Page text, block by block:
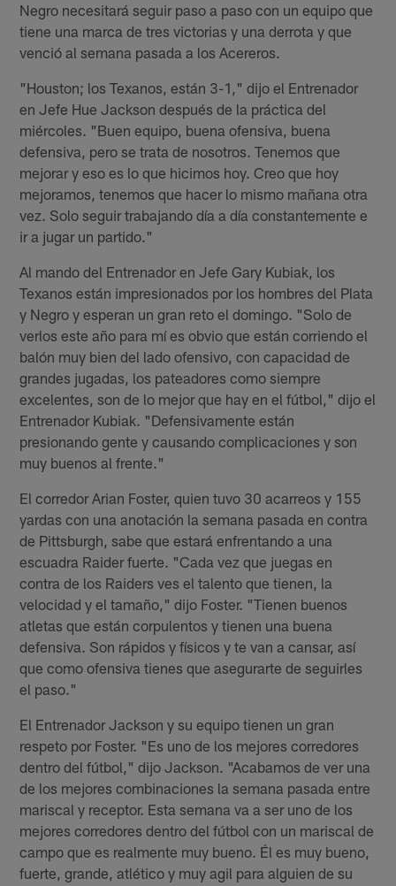
Negro necesitará seguir paso a paso con un equipo que
tiene una marca de tres victorias y una derrota y que
venció al semana pasada a los Acereros.
"Houston; los Texanos, están 3-1," dijo el Entrenador
en Jefe Hue Jackson después de la práctica del
miércoles. "Buen equipo, buena ofensiva, buena
defensiva, pero se trata de nosotros. Tenemos que
mejorar y eso es lo que hicimos hoy. Creo que hoy
mejoramos, tenemos que hacer lo mismo mañana otra
vez. Solo seguir trabajando día a día constantemente e
ir a jugar un partido."
Al mando del Entrenador en Jefe Gary Kubiak, los
Texanos están impresionados por los hombres del Plata
y Negro y esperan un gran reto el domingo. "Solo de
verlos este año para mí es obvio que están corriendo el
balón muy bien del lado ofensivo, con capacidad de
grandes jugadas, los pateadores como siempre
excelentes, son de lo mejor que hay en el fútbol," dijo el
Entrenador Kubiak. "Defensivamente están
presionando gente y causando complicaciones y son
muy buenos al frente."
El corredor Arian Foster, quien tuvo 30 acarreos y 155
yardas con una anotación la semana pasada en contra
de Pittsburgh, sabe que estará enfrentando a una
escuadra Raider fuerte. "Cada vez que juegas en
contra de los Raiders ves el talento que tienen, la
velocidad y el tamaño," dijo Foster. "Tienen buenos
atletas que están corpulentos y tienen una buena
defensiva. Son rápidos y físicos y te van a cansar, así
que como ofensiva tienes que asegurarte de seguirles
el paso."
El Entrenador Jackson y su equipo tienen un gran
respeto por Foster. "Es uno de los mejores corredores
dentro del fútbol," dijo Jackson. "Acabamos de ver una
de los mejores combinaciones la semana pasada entre
mariscal y receptor. Esta semana va a ser uno de los
mejores corredores dentro del fútbol con un mariscal de
campo que es realmente muy bueno. Él es muy bueno,
fuerte, grande, atlético y muy agil para alguien de su